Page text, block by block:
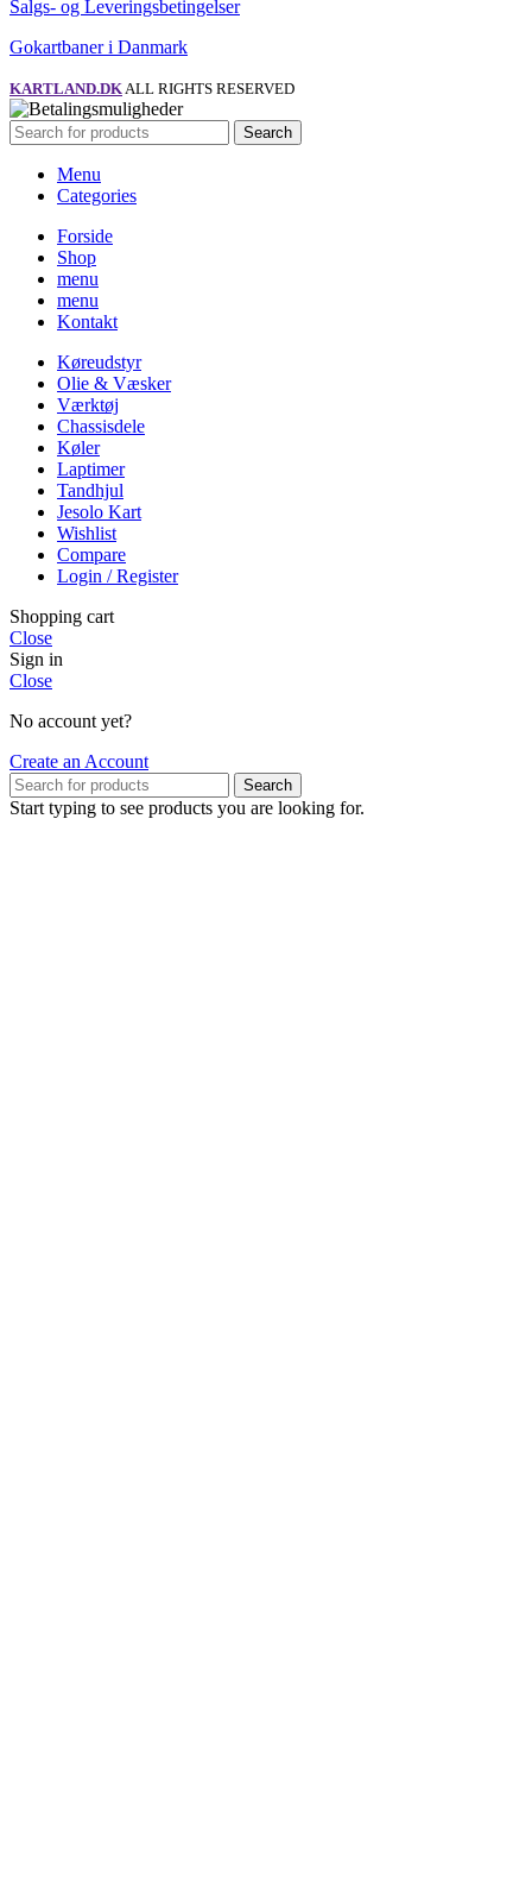
Salgs- og Leveringsbetingelser
Gokartbaner i Danmark
KARTLAND.DKALL RIGHTS RESERVED
Search
Menu
Categories
Forside
Shop
menu
menu
Kontakt
Køreudstyr
Olie & Væsker
Værktøj
Chassisdele
Køler
Laptimer
Tandhjul
Jesolo Kart
Wishlist
Compare
Login / Register
Shopping cart
Close
Sign in
Close
No account yet?
Create an Account
Search
Start typing to see products you are looking for.